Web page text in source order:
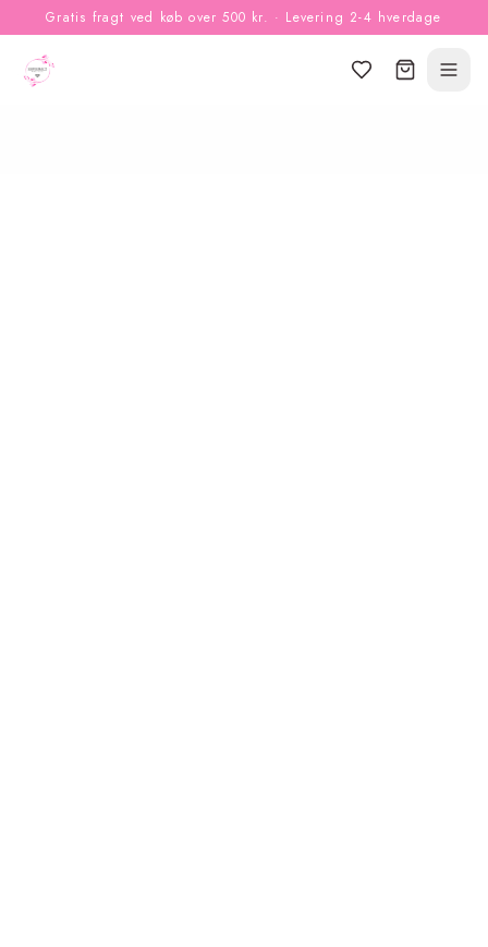
Gratis fragt ved køb over 500 kr. · Levering 2-4 hverdage